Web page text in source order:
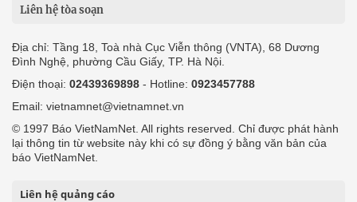
Liên hệ tòa soạn
Địa chỉ: Tầng 18, Toà nhà Cục Viễn thông (VNTA), 68 Dương
Đình Nghệ, phường Cầu Giấy, TP. Hà Nội.
Điện thoại: 02439369898 - Hotline: 0923457788
Email: vietnamnet@vietnamnet.vn
© 1997 Báo VietNamNet. All rights reserved. Chỉ được phát hành
lại thông tin từ website này khi có sự đồng ý bằng văn bản của
báo VietNamNet.
Liên hệ quảng cáo